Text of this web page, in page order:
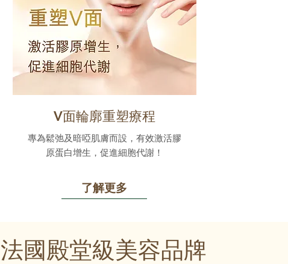
V面輪廓重塑療程
專為鬆弛及暗啞肌膚而設，有效激活膠
原蛋白增生，促進細胞代謝！
了解更多
法國殿堂級美容品牌